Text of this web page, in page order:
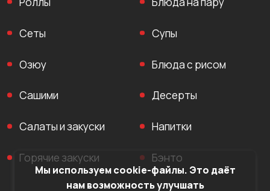
Сеты
Озюу
Сашими
Салаты и закуски
Горячие закуски
Супы
Блюда с рисом
Десерты
Напитки
Бэнто
Мы используем cookie-файлы. Это даёт
нам возможность улучшать